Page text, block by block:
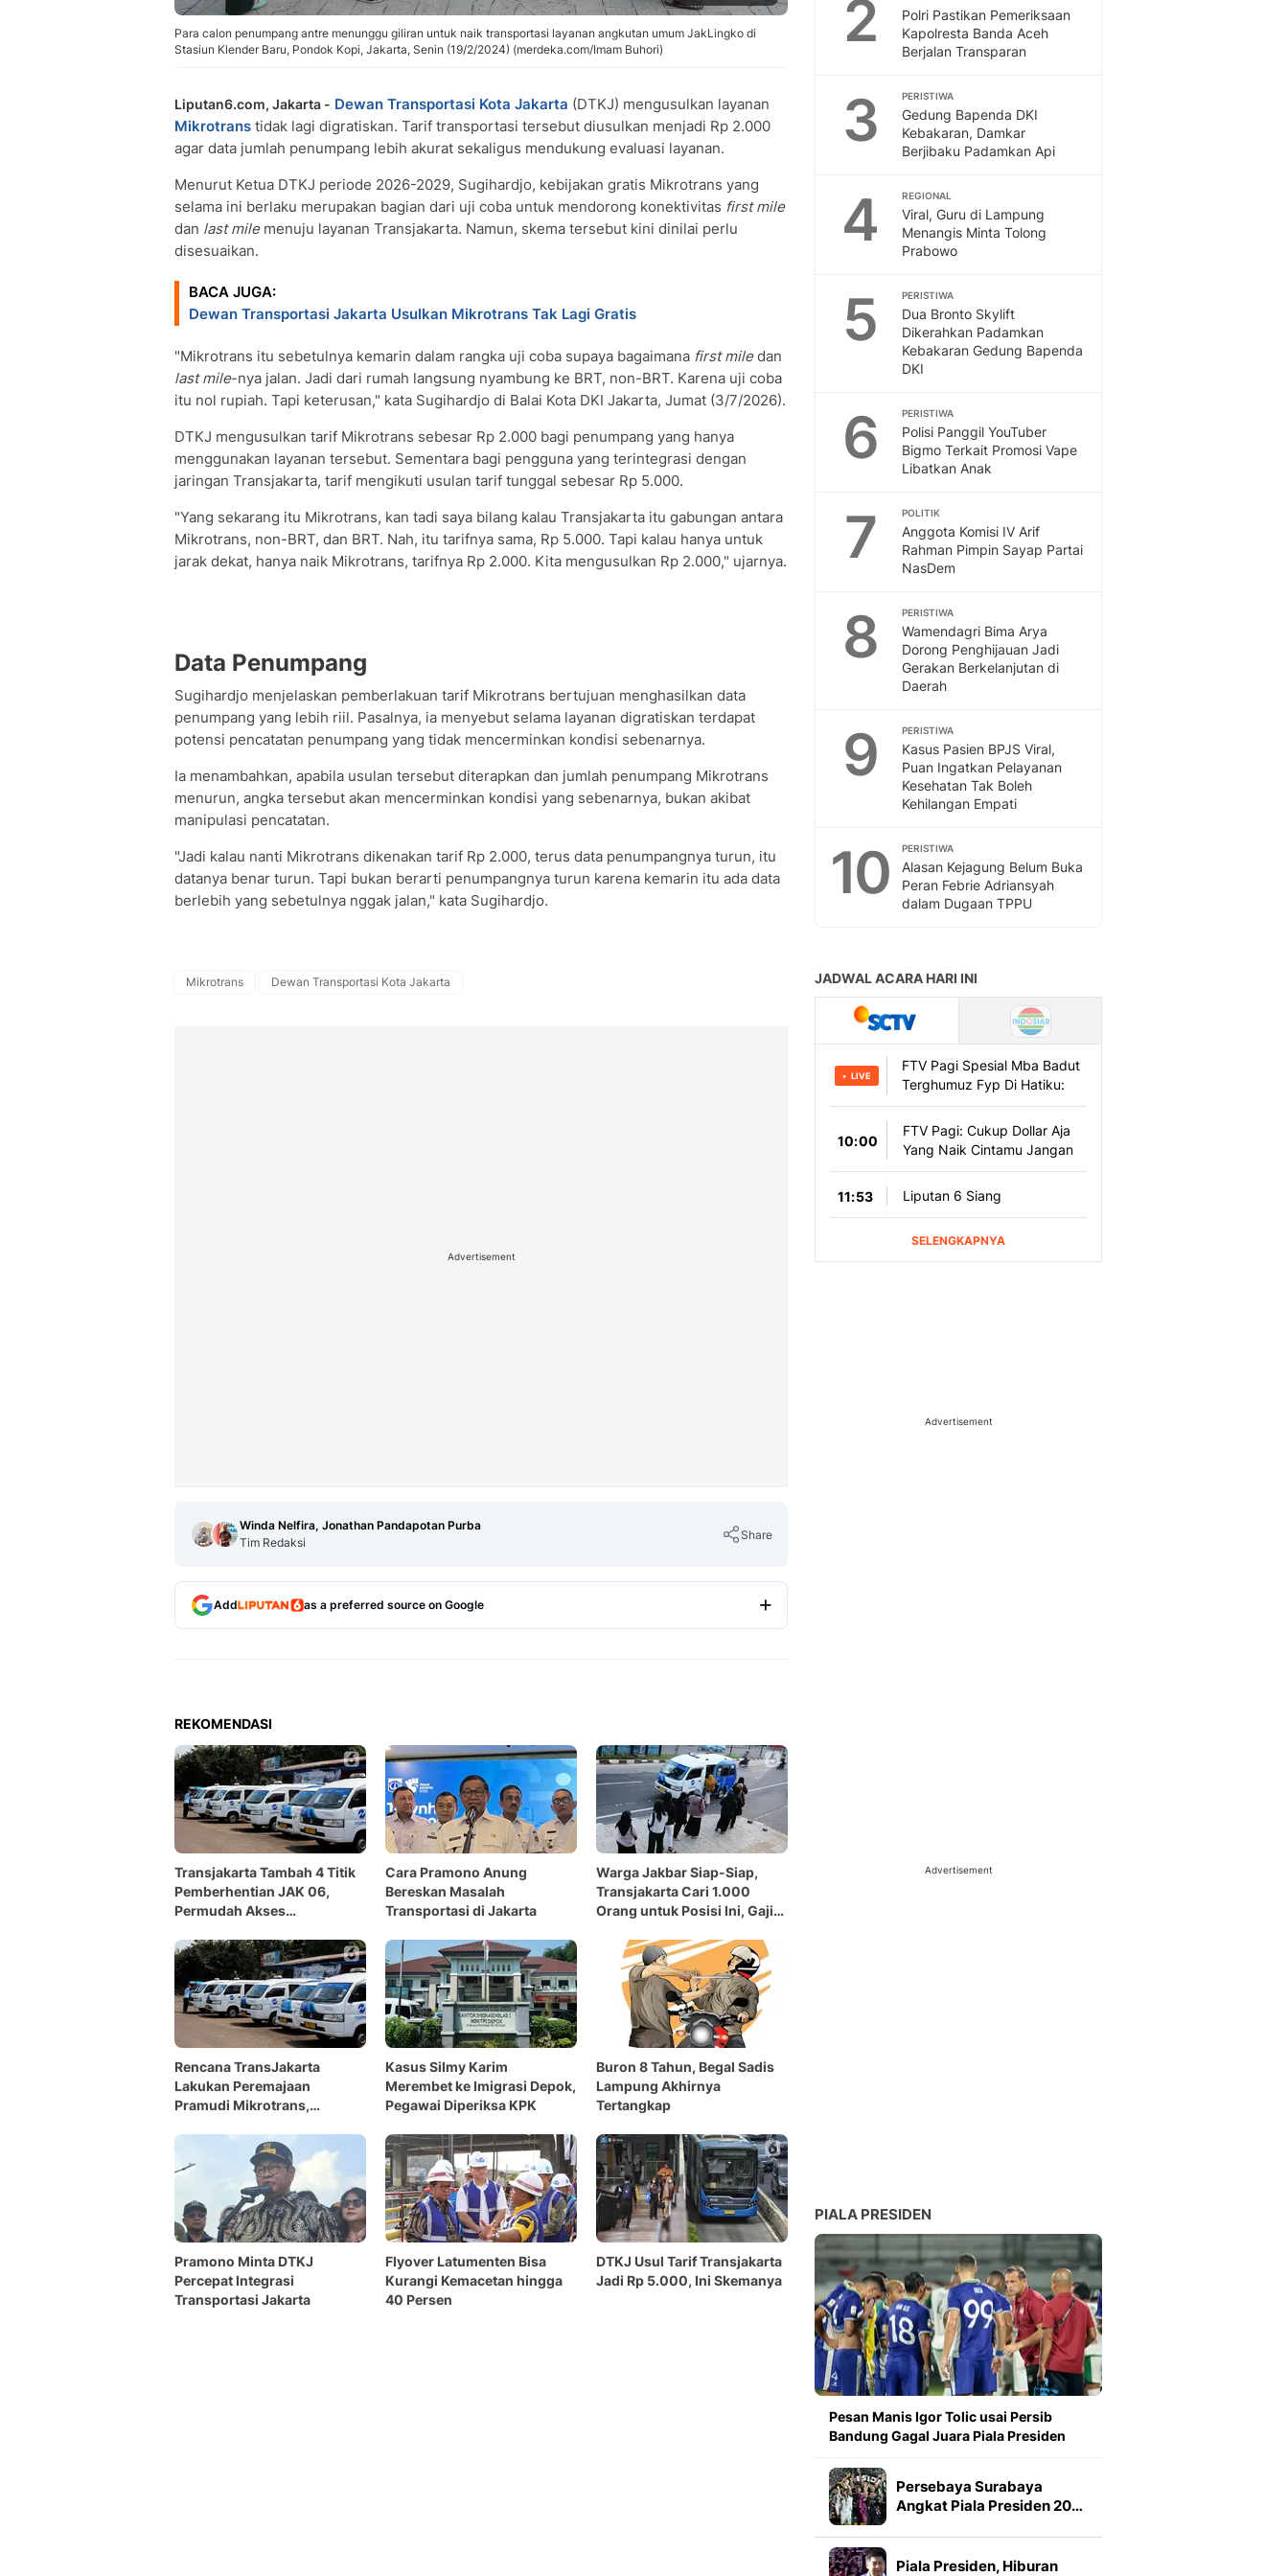
Para calon penumpang antre menunggu giliran untuk naik transportasi layanan angkutan umum JakLingko di
Stasiun Klender Baru, Pondok Kopi, Jakarta, Senin (19/2/2024) (merdeka.com/Imam Buhori)
Liputan6.com, Jakarta - Dewan Transportasi Kota Jakarta (DTKJ) mengusulkan layanan
Mikrotrans tidak lagi digratiskan. Tarif transportasi tersebut diusulkan menjadi Rp 2.000
agar data jumlah penumpang lebih akurat sekaligus mendukung evaluasi layanan.
Menurut Ketua DTKJ periode 2026-2029, Sugihardjo, kebijakan gratis Mikrotrans yang
selama ini berlaku merupakan bagian dari uji coba untuk mendorong konektivitas first mile
dan last milemenuju layanan Transjakarta. Namun, skema tersebut kini dinilai perlu
disesuaikan.
BACA JUGA:
Dewan Transportasi Jakarta Usulkan Mikrotrans Tak Lagi Gratis
"Mikrotrans itu sebetulnya kemarin dalam rangka uji coba supaya bagaimana first miledan
last mile-nya jalan. Jadi dari rumah langsung nyambung ke BRT, non-BRT. Karena uji coba
itu nol rupiah. Tapi keterusan," kata Sugihardjo di Balai Kota DKI Jakarta, Jumat (3/7/2026).
DTKJ mengusulkan tarif Mikrotrans sebesar Rp 2.000 bagi penumpang yang hanya
menggunakan layanan tersebut. Sementara bagi pengguna yang terintegrasi dengan
jaringan Transjakarta, tarif mengikuti usulan tarif tunggal sebesar Rp 5.000.
"Yang sekarang itu Mikrotrans, kan tadi saya bilang kalau Transjakarta itu gabungan antara
Mikrotrans, non-BRT, dan BRT. Nah, itu tarifnya sama, Rp 5.000. Tapi kalau hanya untuk
jarak dekat, hanya naik Mikrotrans, tarifnya Rp 2.000. Kita mengusulkan Rp 2.000," ujarnya.
Data Penumpang
Sugihardjo menjelaskan pemberlakuan tarif Mikrotrans bertujuan menghasilkan data
penumpang yang lebih riil. Pasalnya, ia menyebut selama layanan digratiskan terdapat
potensi pencatatan penumpang yang tidak mencerminkan kondisi sebenarnya.
Ia menambahkan, apabila usulan tersebut diterapkan dan jumlah penumpang Mikrotrans
menurun, angka tersebut akan mencerminkan kondisi yang sebenarnya, bukan akibat
manipulasi pencatatan.
"Jadi kalau nanti Mikrotrans dikenakan tarif Rp 2.000, terus data penumpangnya turun, itu
datanya benar turun. Tapi bukan berarti penumpangnya turun karena kemarin itu ada data
berlebih yang sebetulnya nggak jalan," kata Sugihardjo.
Mikrotrans Dewan Transportasi Kota Jakarta
Advertisement
Winda Nelfira, Jonathan Pandapotan Purba
Tim Redaksi
Share
Add as a preferred source on Google
REKOMENDASI
Transjakarta Tambah 4 Titik
Pemberhentian JAK 06,
Permudah Akses
Umum
Cara Pramono Anung
Bereskan Masalah
Transportasi di Jakarta
Warga Jakbar Siap-Siap,
Transjakarta Cari 1.000
Orang untuk Posisi Ini, Gaji
Rencana TransJakarta
Lakukan Peremajaan
Pramudi Mikrotrans,
Kasus Silmy Karim
Merembet ke Imigrasi Depok,
Pegawai Diperiksa KPK
Buron 8 Tahun, Begal Sadis
Lampung Akhirnya
Tertangkap
Pramono Minta DTKJ
Percepat Integrasi
Transportasi Jakarta
Flyover Latumenten Bisa
Kurangi Kemacetan hingga
40 Persen
DTKJ Usul Tarif Transjakarta
Jadi Rp 5.000, Ini Skemanya
2
Polri Pastikan Pemeriksaan
Kapolresta Banda Aceh
Berjalan Transparan
3 PERISTIWA
Gedung Bapenda DKI
Kebakaran, Damkar
Berjibaku Padamkan Api
4 REGIONAL
Viral, Guru di Lampung
Menangis Minta Tolong
Prabowo
5 PERISTIWA
Dua Bronto Skylift
Dikerahkan Padamkan
Kebakaran Gedung Bapenda
DKI
6 PERISTIWA
Polisi Panggil YouTuber
Bigmo Terkait Promosi Vape
Libatkan Anak
7 POLITIK
Anggota Komisi IV Arif
Rahman Pimpin Sayap Partai
NasDem
8 PERISTIWA
Wamendagri Bima Arya
Dorong Penghijauan Jadi
Gerakan Berkelanjutan di
Daerah
9 PERISTIWA
Kasus Pasien BPJS Viral,
Puan Ingatkan Pelayanan
Kesehatan Tak Boleh
Kehilangan Empati
10 PERISTIWA
Alasan Kejagung Belum Buka
Peran Febrie Adriansyah
dalam Dugaan TPPU
Advertisement
Advertisement
PIALA PRESIDEN
Pesan Manis Igor Tolic usai Persib
Bandung Gagal Juara Piala Presiden
Persebaya Surabaya
Angkat Piala Presiden 20…
Piala Presiden, Hiburan